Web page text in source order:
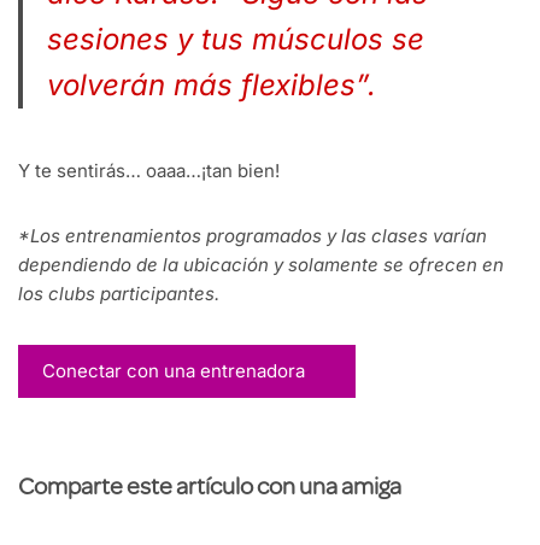
sesiones y tus músculos se
volverán más flexibles”.
Y te sentirás… oaaa…¡tan bien!
*Los entrenamientos programados y las clases varían
dependiendo de la ubicación y solamente se ofrecen en
los clubs participantes.
Conectar con una entrenadora
Comparte este artículo con una amiga